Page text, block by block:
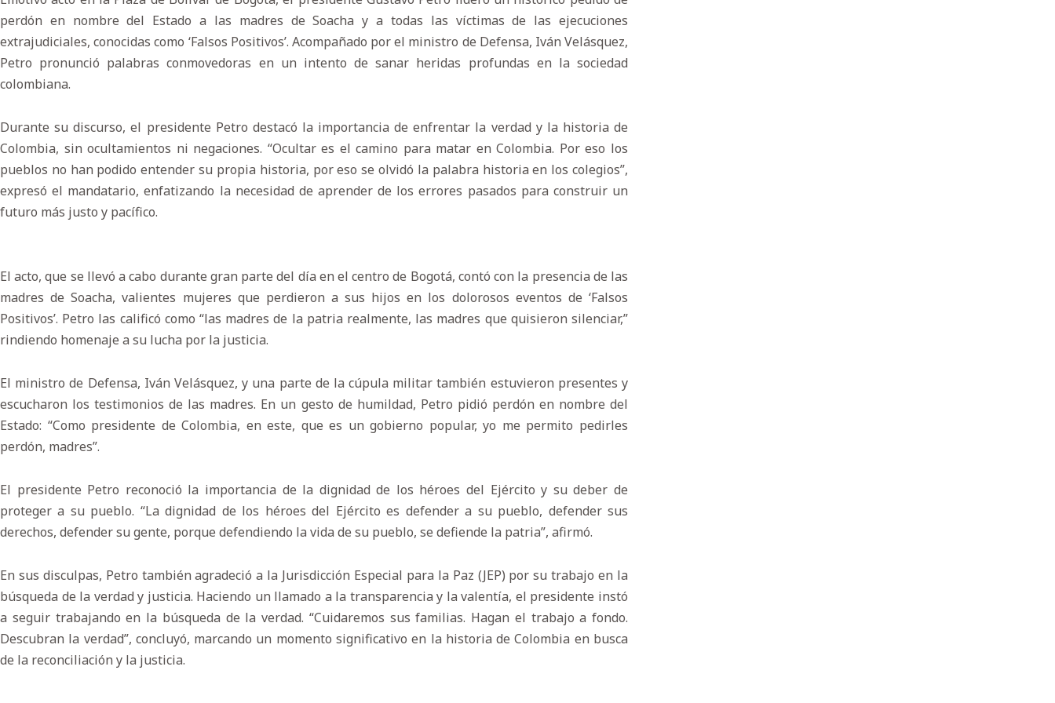
perdón en nombre del Estado a las madres de Soacha y a todas las víctimas de las ejecuciones
extrajudiciales, conocidas como ‘Falsos Positivos’. Acompañado por el ministro de Defensa, Iván Velásquez,
Petro pronunció palabras conmovedoras en un intento de sanar heridas profundas en la sociedad
colombiana.
Durante su discurso, el presidente Petro destacó la importancia de enfrentar la verdad y la historia de
Colombia, sin ocultamientos ni negaciones. “Ocultar es el camino para matar en Colombia. Por eso los
pueblos no han podido entender su propia historia, por eso se olvidó la palabra historia en los colegios”,
expresó el mandatario, enfatizando la necesidad de aprender de los errores pasados para construir un
futuro más justo y pacífico.
El acto, que se llevó a cabo durante gran parte del día en el centro de Bogotá, contó con la presencia de las
madres de Soacha, valientes mujeres que perdieron a sus hijos en los dolorosos eventos de ‘Falsos
Positivos’. Petro las calificó como “las madres de la patria realmente, las madres que quisieron silenciar,”
rindiendo homenaje a su lucha por la justicia.
El ministro de Defensa, Iván Velásquez, y una parte de la cúpula militar también estuvieron presentes y
escucharon los testimonios de las madres. En un gesto de humildad, Petro pidió perdón en nombre del
Estado: “Como presidente de Colombia, en este, que es un gobierno popular, yo me permito pedirles
perdón, madres”.
El presidente Petro reconoció la importancia de la dignidad de los héroes del Ejército y su deber de
proteger a su pueblo. “La dignidad de los héroes del Ejército es defender a su pueblo, defender sus
derechos, defender su gente, porque defendiendo la vida de su pueblo, se defiende la patria”, afirmó.
En sus disculpas, Petro también agradeció a la Jurisdicción Especial para la Paz (JEP) por su trabajo en la
búsqueda de la verdad y justicia. Haciendo un llamado a la transparencia y la valentía, el presidente instó
a seguir trabajando en la búsqueda de la verdad. “Cuidaremos sus familias. Hagan el trabajo a fondo.
Descubran la verdad”, concluyó, marcando un momento significativo en la historia de Colombia en busca
de la reconciliación y la justicia.